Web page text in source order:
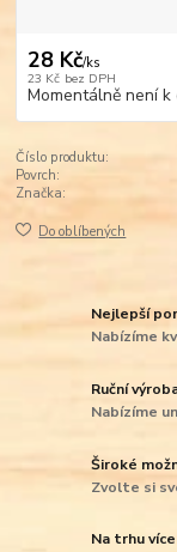
28 Kč/ks
23 Kč bez DPH
Momentálně není k
Číslo produktu:
Povrch:
Značka:
Do oblíbených
Nejlepší
Nabízíme
Ruční
Nabízíme
Široké
Zvolte si
Na trhu